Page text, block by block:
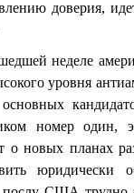
доверия,
неделе
уровня
номер один,
о новых планах
юридически